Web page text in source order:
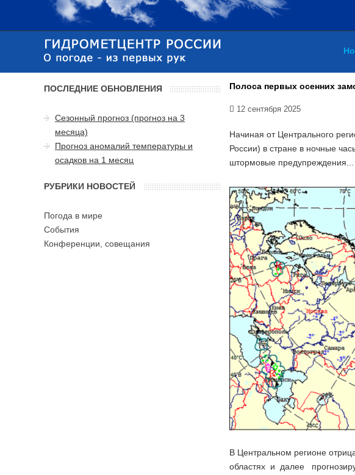
Полоса первых осенних
12 сентября 2025
Начиная от Центрального
России) в стране в ночные
штормовые предупреждения...
В Центральном регионе
областях и далее
ПОСЛЕДНИЕ ОБНОВЛЕНИЯ
Сезонный прогноз (прогноз на 3
месяца)
Прогноз аномалий температуры и
осадков на 1 месяц
РУБРИКИ НОВОСТЕЙ
Погода в мире
События
Конференции, совещания